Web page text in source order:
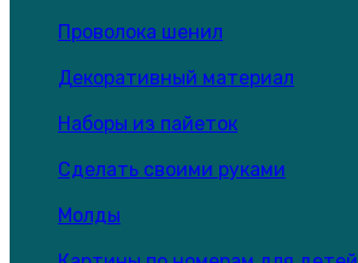
Проволока шенил
Декоративный материал
Наборы из пайеток
Сделать своими руками
Молды